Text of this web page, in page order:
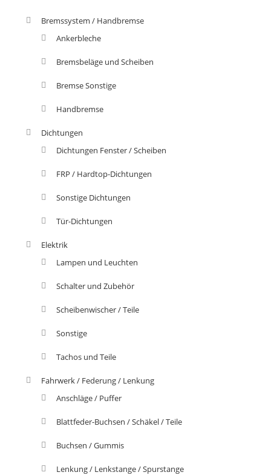
Bremssystem / Handbremse
Ankerbleche
Bremsbeläge und Scheiben
Bremse Sonstige
Handbremse
Dichtungen
Dichtungen Fenster / Scheiben
FRP / Hardtop-Dichtungen
Sonstige Dichtungen
Tür-Dichtungen
Elektrik
Lampen und Leuchten
Schalter und Zubehör
Scheibenwischer / Teile
Sonstige
Tachos und Teile
Fahrwerk / Federung / Lenkung
Anschläge / Puffer
Blattfeder-Buchsen / Schäkel / Teile
Buchsen / Gummis
Lenkung / Lenkstange / Spurstange